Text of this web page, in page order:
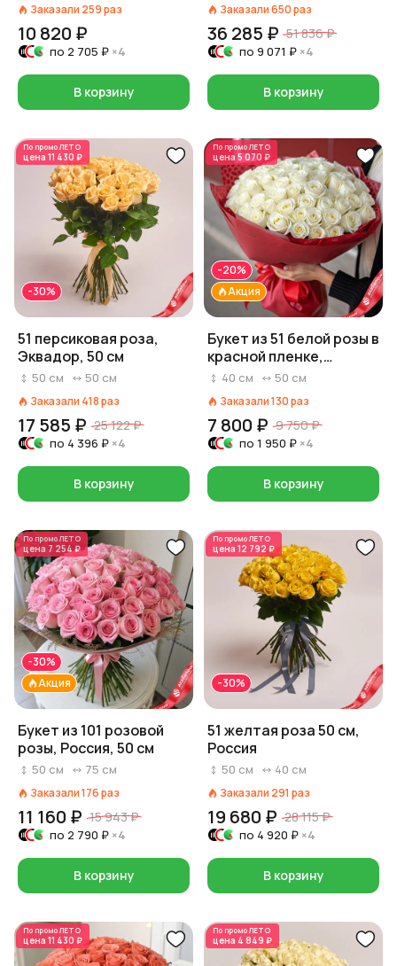
Заказали 259раз
10 820 ₽
по 2 705 ₽ ×4
В корзину
Заказали650раз
36 285 ₽ 51 836 ₽
по 9 071 ₽ ×4
В корзину
По промоЛЕТО
цена 11 430 ₽
-30%
51 персиковая роза,
Эквадор, 50 см
50 см 50 см
Заказали 418раз
17 585 ₽ 25 122 ₽
по 4 396 ₽ ×4
В корзину
По промоЛЕТО
цена 5 070 ₽
Акция
-20%
Букет из 51 белой розы в
красной пленке,
Россия, 40 см
40 см 50 см
Заказали130раз
7 800 ₽ 9 750 ₽
по 1 950 ₽ ×4
В корзину
По промоЛЕТО
цена 7 254 ₽
Акция
-30%
Букет из 101 розовой
розы, Россия, 50 см
50 см 75 см
Заказали176раз
11 160 ₽ 15 943 ₽
по 2 790 ₽ ×4
В корзину
По промоЛЕТО
цена 12 792 ₽
-30%
51 желтая роза 50 см,
Россия
50 см 40 см
Заказали 291 раз
19 680 ₽ 28 115 ₽
по 4 920 ₽ ×4
В корзину
По промоЛЕТО
цена 11 430 ₽
По промоЛЕТО
цена 4 849 ₽